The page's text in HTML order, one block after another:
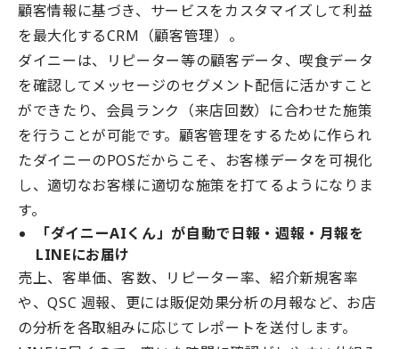
顧客情報に基づき、サービスをカスタマイズして利益
を最大化するCRM（顧客管理）。
ダイニーは、リピーター等の顧客データ、喫食データ
を確認してメッセージのセグメント配信に活かすこと
ができたり、会員ランク（来店回数）に合わせた施策
を行うことが可能です。顧客管理をするために作られ
たダイニーのPOSだからこそ、お客様データを可視化
し、適切なお客様に適切な施策を打てるようになりま
す。
「ダイニーAIくん」が自動で日報・週報・月報を
LINEにお届け
売上、客単価、客数、リピーター率、紹介新規客率
や、QSC 週報、更には販促効果分析の月報など、お店
の分析を各取組みに応じてレポートを送付します。